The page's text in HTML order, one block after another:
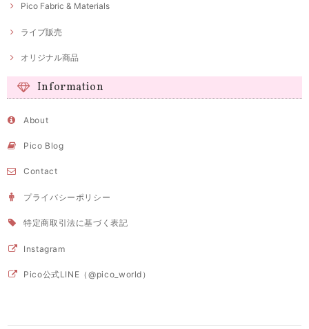
Pico Fabric & Materials
ライブ販売
オリジナル商品
Information
About
Pico Blog
Contact
プライバシーポリシー
特定商取引法に基づく表記
Instagram
Pico公式LINE（@pico_world）